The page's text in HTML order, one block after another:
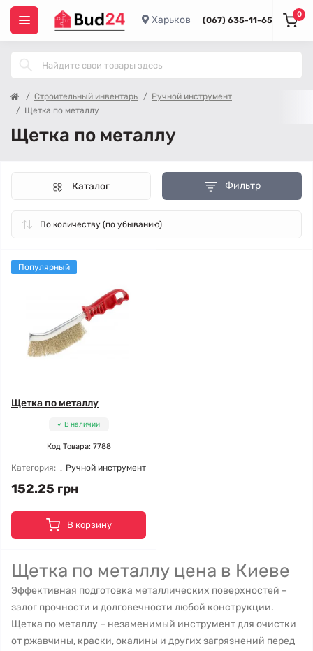
Харьков (067) 635-11-65
0
Строительный инвентарь
Ручной инструмент
Щетка по металлу
Щетка по металлу
Фильтр
Каталог
Популярный
Щетка по металлу
В наличии
Код Товара: 7788
Категория: Ручной инструмент
152.25 грн
В корзину
Щетка по металлу цена в Киеве
Эффективная подготовка металлических поверхностей –
залог прочности и долговечности любой конструкции.
Щетка по металлу – незаменимый инструмент для очистки
от ржавчины, краски, окалины и других загрязнений перед